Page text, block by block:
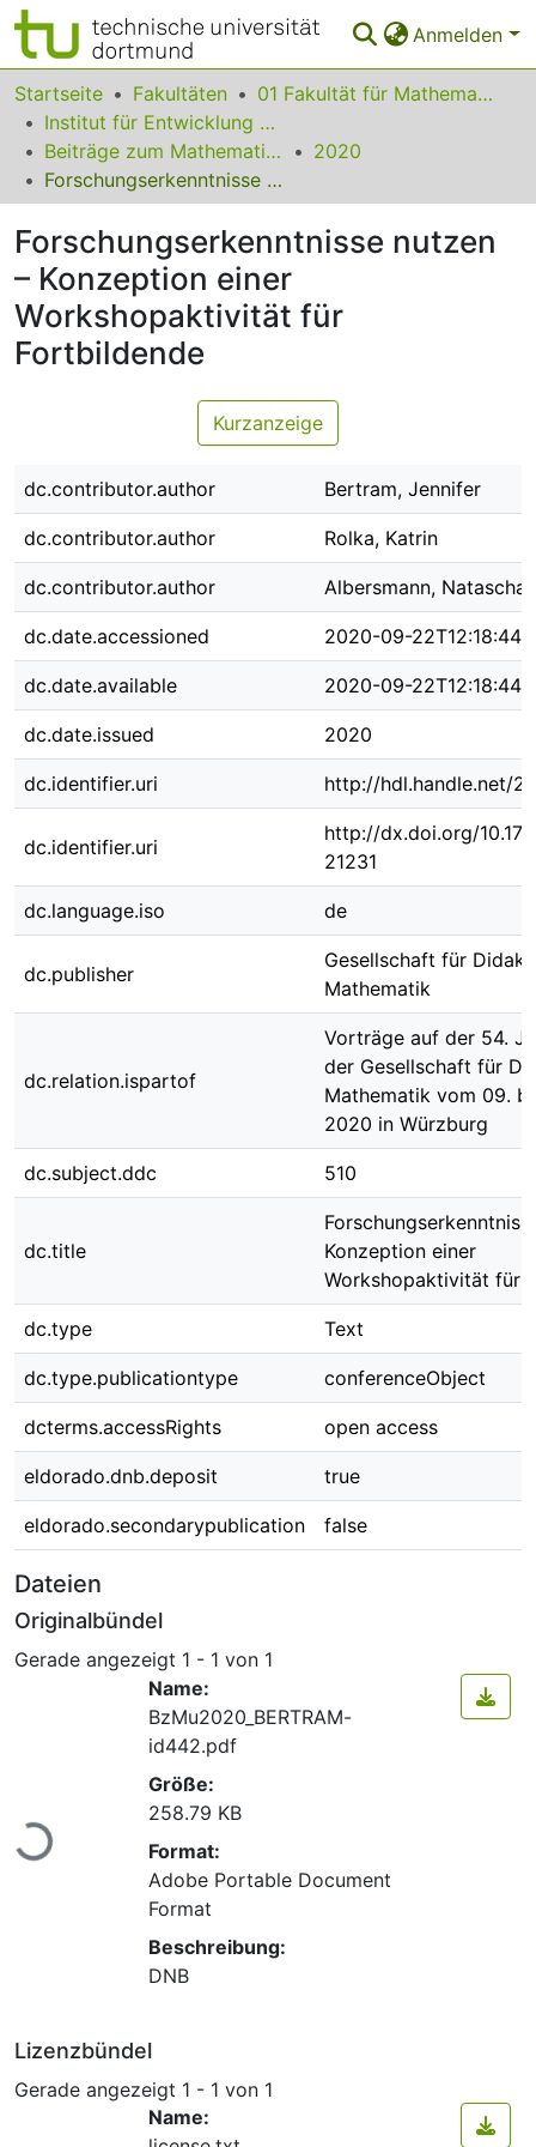
Anmelden
Bereiche & Sammlungen
Das gesamte Repositorium
Statistiken
FAQ
Leitlinien
Zurück zur Startseite
Startseite Fakultäten
01 Fakultät für Mathematik
Institut für Entwicklung und Erforschung des Mathematikunterrichts
Beiträge zum Mathematikunterricht
2020
Forschungserkenntnisse nutzen – Konzeption einer Workshopaktivität für Fortbildende
Forschungserkenntnisse nutzen
– Konzeption einer
Workshopaktivität für
Fortbildende
Kurzanzeige
dc.contributor.author Bertram, Jennifer
dc.contributor.author Rolka, Katrin
dc.contributor.author Albersmann, Natascha
dc.date.accessioned 2020-09-22T12:18:44Z
dc.date.available 2020-09-22T12:18:44Z
dc.date.issued 2020
dc.identifier.uri http://hdl.handle.net/
dc.identifier.uri
http://dx.doi.org/
21231
dc.language.iso de
dc.publisher
Gesellschaft für
Mathematik
dc.relation.ispartof
Vorträge auf der 54.
der Gesellschaft für
Mathematik vom 09.
2020 in Würzburg
dc.subject.ddc 510
dc.title
Konzeption einer
Workshopaktivität für
dc.type Text
dc.type.publicationtype conferenceObject
dcterms.accessRights open access
eldorado.dnb.deposit true
eldorado.secondarypublication false
Dateien
Originalbündel
Gerade angezeigt 1 - 1 von 1
Lade...
Name:
BzMu2020_BERTRAM-
id442.pdf
Größe:
258.79 KB
Format:
Adobe Portable Document
Format
Beschreibung:
DNB
Lizenzbündel
Gerade angezeigt 1 - 1 von 1
Name: